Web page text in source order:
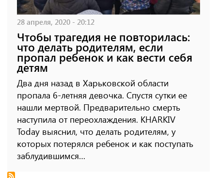
28 апреля, 2020 - 20:12
Чтобы трагедия не повторилась:
что делать родителям, если
пропал ребенок и как вести себя
детям
Два дня назад в Харьковской области
пропала 6-летняя девочка. Спустя сутки ее
нашли мертвой. Предварительно смерть
наступила от переохлаждения. KHARKIV
Today выяснил, что делать родителям, у
которых потерялся ребенок и как поступать
заблудившимся…